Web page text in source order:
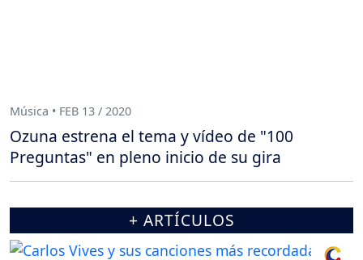
Música • FEB 13 / 2020
Ozuna estrena el tema y vídeo de "100
Preguntas" en pleno inicio de su gira
+ ARTÍCULOS